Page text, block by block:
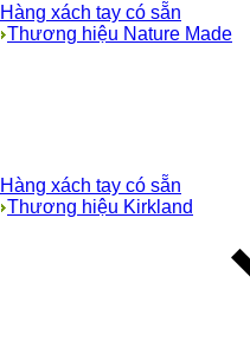
Hàng xách tay có sẵn
Thương hiệu Nature Made
Hàng xách tay có sẵn
Thương hiệu Kirkland